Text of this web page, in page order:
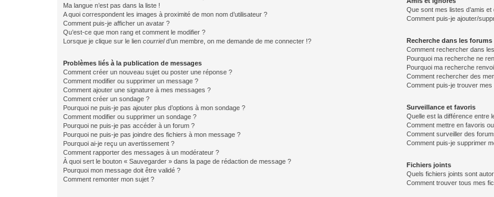
Ma langue n’est pas dans la liste !
A quoi correspondent les images à proximité de mon nom d’utilisateur ?
Comment puis-je afficher un avatar ?
Qu’est-ce que mon rang et comment le modifier ?
Lorsque je clique sur le lien courrield’un membre, on me demande de me connecter !?
Problèmes liés à la publication de messages
Comment créer un nouveau sujet ou poster une réponse ?
Comment modifier ou supprimer un message ?
Comment ajouter une signature à mes messages ?
Comment créer un sondage ?
Pourquoi ne puis-je pas ajouter plus d’options à mon sondage ?
Comment modifier ou supprimer un sondage ?
Pourquoi ne puis-je pas accéder à un forum ?
Pourquoi ne puis-je pas joindre des fichiers à mon message ?
Pourquoi ai-je reçu un avertissement ?
Comment rapporter des messages à un modérateur ?
À quoi sert le bouton « Sauvegarder » dans la page de rédaction de message ?
Pourquoi mon message doit être validé ?
Comment remonter mon sujet ?
Que sont mes listes d’amis et
Comment puis-je ajouter/
Recherche dans les forums
Comment rechercher dans
Pourquoi ma recherche ne
Pourquoi ma recherche
Comment rechercher des
Comment puis-je trouver
Surveillance et favoris
Quelle est la différence entre
Comment mettre en favoris
Comment surveiller des
Comment puis-je supprimer
Fichiers joints
Quels fichiers joints sont
Comment trouver tous mes